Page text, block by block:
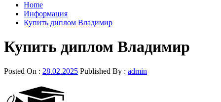
Home
Информация
Купить диплом Владимир
Купить диплом Владимир
Posted On : 28.02.2025 Published By : admin